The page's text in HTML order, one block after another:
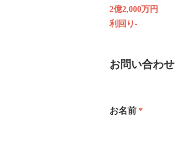
ン
2億2,000万円
利回り-
お問い合わせ
お名前*